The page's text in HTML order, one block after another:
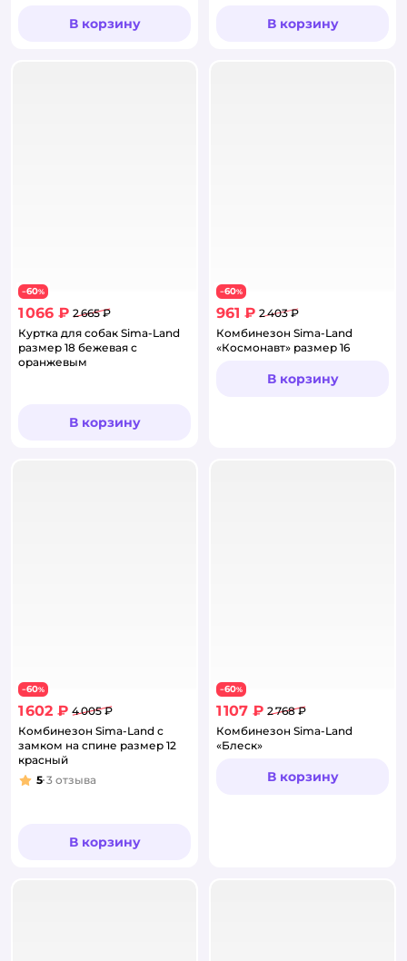
В корзину В корзину
−60%
1 066 ₽ 2 665 ₽
Куртка для собак Sima-Land
размер 18 бежевая с
оранжевым
В корзину
−60%
961 ₽ 2 403 ₽
Комбинезон Sima-Land
«Космонавт» размер 16
В корзину
−60%
1 602 ₽ 4 005 ₽
Комбинезон Sima-Land с
замком на спине размер 12
красный
Рейтинг:
5 3 отзыва
В корзину
−60%
1 107 ₽ 2 768 ₽
Комбинезон Sima-Land
«Блеск»
В корзину